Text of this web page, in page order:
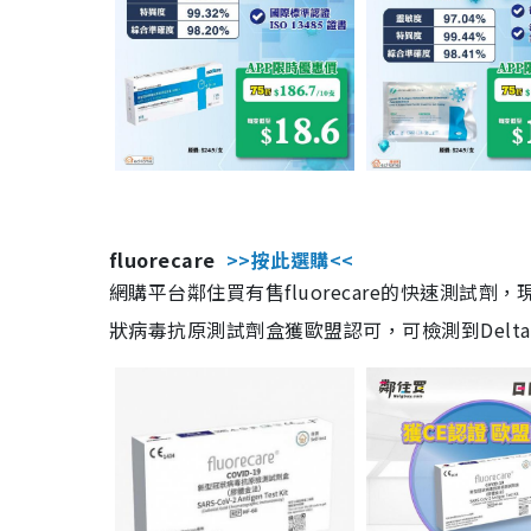
fluorecare >>按此選購<<
網購平台鄰住買有售fluorecare的快速測試劑，
狀病毒抗原測試劑盒獲歐盟認可，可檢測到